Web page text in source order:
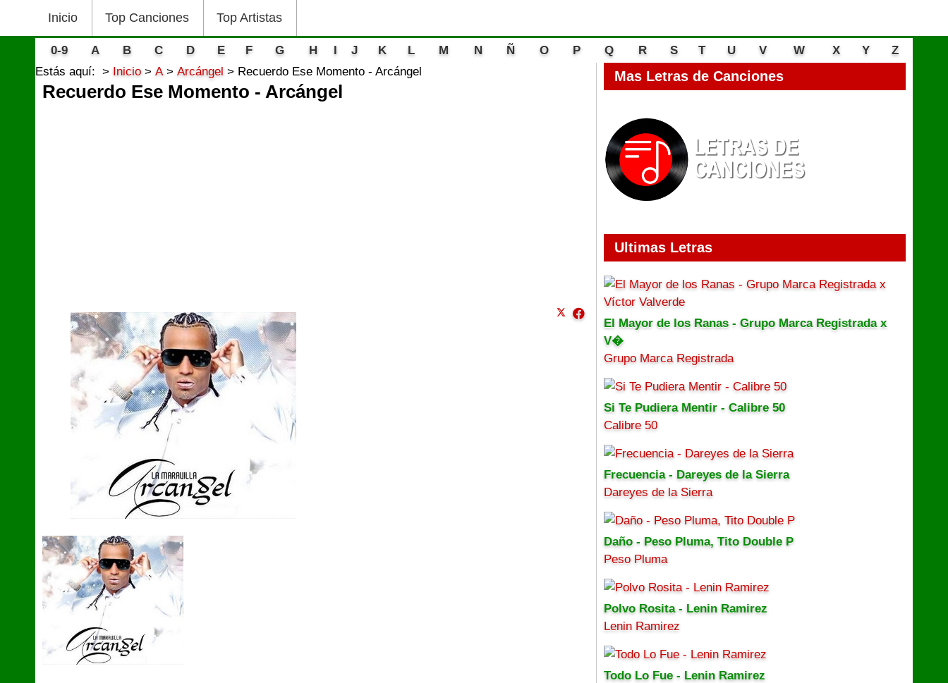
Inicio Top Canciones Top Artistas
0-9 A B C D E F G H I J K L M N Ñ O P Q R S T U V W X Y
Z
Estás aquí:
Inicio A Arcángel Recuerdo Ese Momento - Arcángel
Recuerdo Ese Momento - Arcángel
Mas Letras de Canciones
Ultimas Letras
El Mayor de los Ranas - Grupo Marca Registrada x
V�
Grupo Marca Registrada
Si Te Pudiera Mentir - Calibre 50
Calibre 50
Frecuencia - Dareyes de la Sierra
Dareyes de la Sierra
Daño - Peso Pluma, Tito Double P
Peso Pluma
Polvo Rosita - Lenin Ramirez
Lenin Ramirez
Todo Lo Fue - Lenin Ramirez